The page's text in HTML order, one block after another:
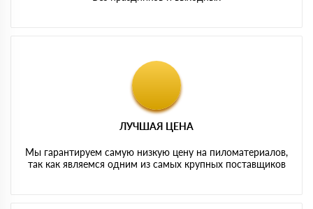
ЛУЧШАЯ ЦЕНА
Мы гарантируем самую низкую цену на пиломатериалов,
так как являемся одним из самых крупных поставщиков